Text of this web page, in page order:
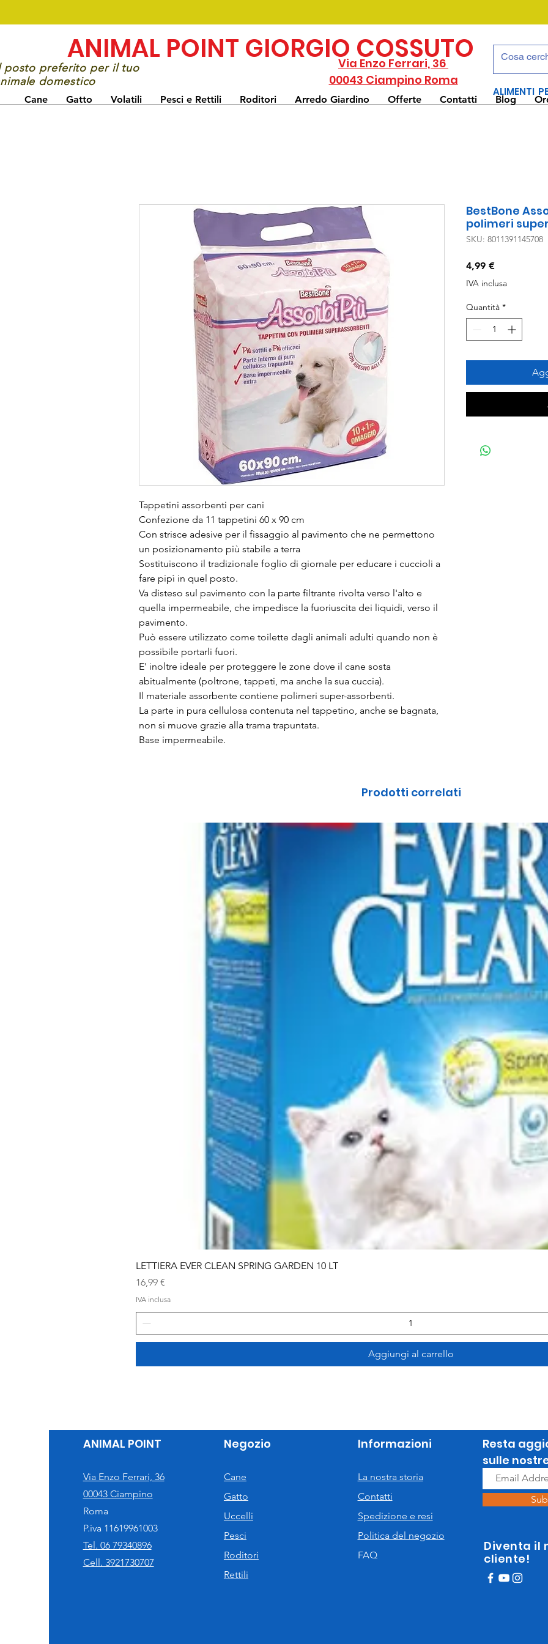
Cane Gatto Volatili Pesci e Rettili Roditori Arredo Giardino Offerte Contatti Blog
ANIMAL POINT GIORGIO COSSUTO
posto preferito per il tuo
domestico
Via Enzo Ferrari, 36
00043 Ciampino Roma
ALIMENTI
Tappetini assorbenti per cani
Confezione da 11 tappetini 60 x 90 cm
Con strisce adesive per il fissaggio al pavimento che ne permettono
un posizionamento più stabile a terra
Sostituiscono il tradizionale foglio di giornale per educare i cuccioli a
fare pipì in quel posto.
Va disteso sul pavimento con la parte filtrante rivolta verso l'alto e
quella impermeabile, che impedisce la fuoriuscita dei liquidi, verso il
pavimento.
Può essere utilizzato come toilette dagli animali adulti quando non è
possibile portarli fuori.
E' inoltre ideale per proteggere le zone dove il cane sosta
abitualmente (poltrone, tappeti, ma anche la sua cuccia).
Il materiale assorbente contiene polimeri super-assorbenti.
La parte in pura cellulosa contenuta nel tappetino, anche se bagnata,
non si muove grazie alla trama trapuntata.
Base impermeabile.
BestBone
polimeri
SKU: 8011391145708
4,99 €Prezzo
IVA inclusa
Quantità *
Prodotti correlati
LETTIERA EVER CLEAN SPRING GARDEN 10 LT
Prezzo
16,99 €
IVA inclusa
Aggiungi al carrello
ANIMAL POINT
Via Enzo Ferrari, 36
00043 Ciampino
Roma
P.iva 11619961003
Tel. 06 79340896
Cell. 3921730707
Negozio
Cane
Gatto
Uccelli
Pesci
Roditori
Rettili
Informazioni
La nostra storia
Contatti
Spedizione e resi
Politica del negozio
FAQ
Resta
sulle
Diventa il
cliente!